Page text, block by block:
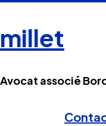
millet
Avocat associé